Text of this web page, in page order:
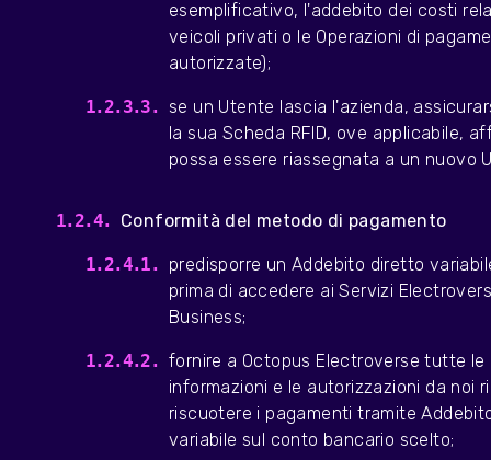
esemplificativo, l'addebito dei costi
veicoli privati o le Operazioni di
autorizzate);
se un Utente lascia l'azienda,
la sua Scheda RFID, ove applicabile,
possa essere riassegnata a un nuovo
Conformità del metodo di pagamento
predisporre un Addebito diretto
prima di accedere ai Servizi
Business;
fornire a Octopus Electroverse tutte le
informazioni e le autorizzazioni da noi
riscuotere i pagamenti tramite
variabile sul conto bancario scelto;